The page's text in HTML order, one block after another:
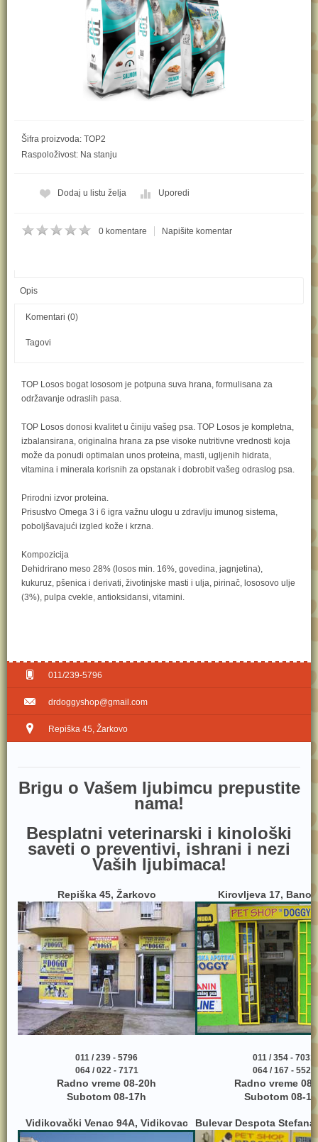
Šifra proizvoda: TOP2
Raspoloživost: Na stanju
Dodaj u listu želja Uporedi
0 komentare Napišite komentar
Opis
Komentari (0)
Tagovi
TOP Losos bogat lososom je potpuna suva hrana, formulisana za
održavanje odraslih pasa.
TOP Losos donosi kvalitet u činiju vašeg psa. TOP Losos je kompletna,
izbalansirana, originalna hrana za pse visoke nutritivne vrednosti koja
može da ponudi optimalan unos proteina, masti, ugljenih hidrata,
vitamina i minerala korisnih za opstanak i dobrobit vašeg odraslog psa.
Prirodni izvor proteina.
Prisustvo Omega 3 i 6 igra važnu ulogu u zdravlju imunog sistema,
poboljšavajući izgled kože i krzna.
Kompozicija
Dehidrirano meso 28% (losos min. 16%, govedina, jagnjetina),
kukuruz, pšenica i derivati, životinjske masti i ulja, pirinač, lososovo ulje
(3%), pulpa cvekle, antioksidansi, vitamini.
011/239-5796
drdoggyshop@gmail.com
Repiška 45, Žarkovo
Brig​u o Vašem ljubimcu prepustite
nama!
Besplatni veterinarski i kinološki
saveti o preventivi, ishrani i nezi
Vaših ljubimaca!
Repiška 45, Žarkovo
011 / 239 - 5796
064 / 022 - 7171
Radno vreme 08-20h
Subotom 08-17h
Kirovljeva 17,
011 / 354 - 7031
064 / 167 - 5525
Radno vreme
Subotom 08-
Vidikovački Venac 94A, Vidikovac Bulevar Despota Stefana